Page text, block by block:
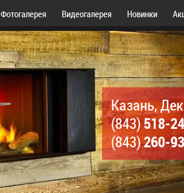
Фотогалерея Видеогалерея Новинки
Казань,
(843)518-
(843)260-